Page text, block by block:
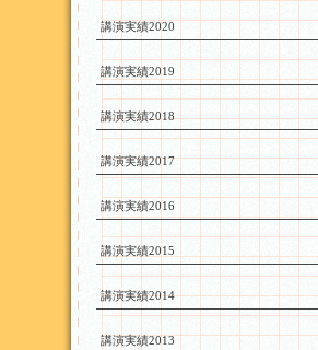
講演実績2020
講演実績2019
講演実績2018
講演実績2017
講演実績2016
講演実績2015
講演実績2014
講演実績2013